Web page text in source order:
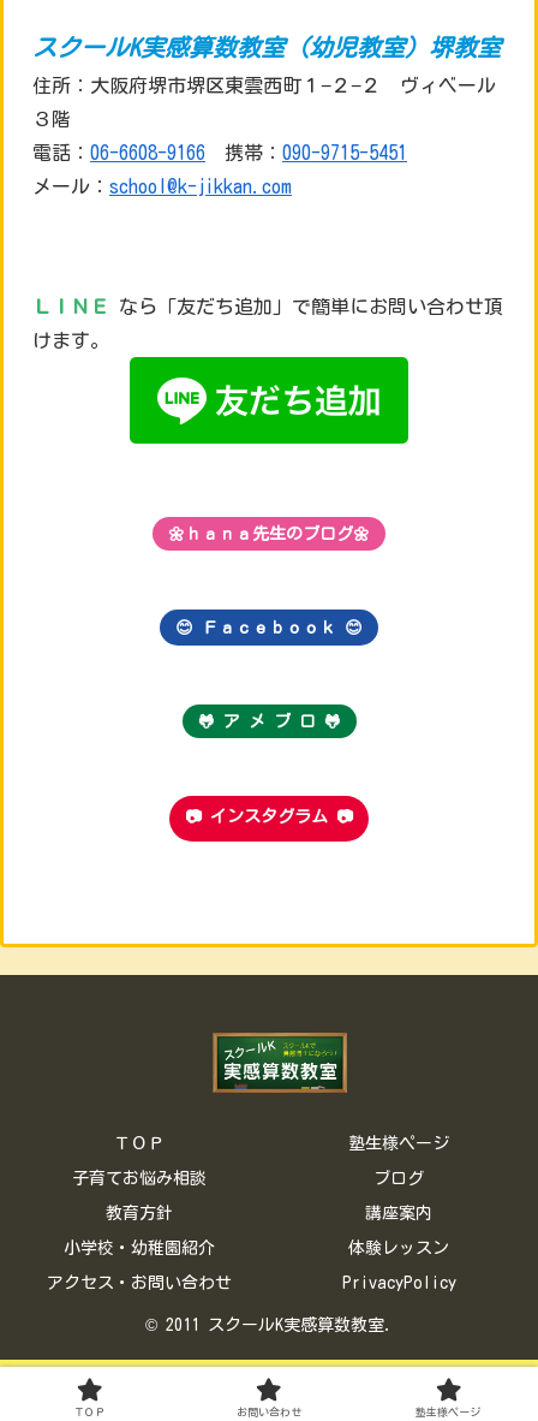
スクールK実感算数教室（幼児教室）堺教室
住所：大阪府堺市堺区東雲西町１−２−２ ヴィベール
３階
電話： 06-6608-9166 携帯： 090-9715-5451
メール： school@k-jikkan.com
ＬＩＮＥ
なら「友だち追加」で簡単にお問い合わせ頂
けます。
🌼ｈａｎａ先生のブログ🌼
😊 Ｆａｃｅｂｏｏｋ 😊
🐸 ア メ ブ ロ 🐸
📷 インスタグラム 📷
ＴＯＰ 塾生様ページ
子育てお悩み相談 ブログ
教育方針 講座案内
小学校・幼稚園紹介 体験レッスン
アクセス・お問い合わせ PrivacyPolicy
© 2011 スクールK実感算数教室.
ＴＯＰ お問い合わせ 塾生様ページ